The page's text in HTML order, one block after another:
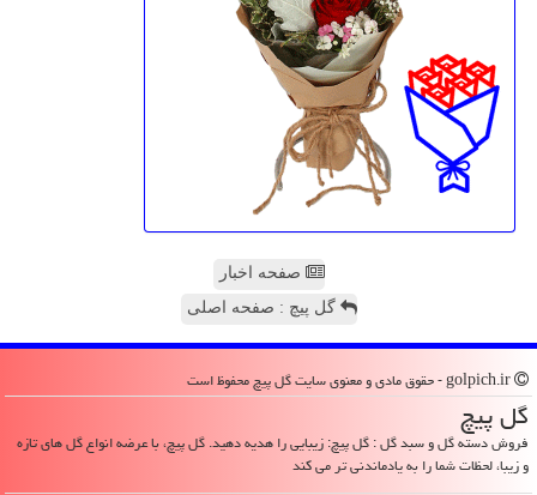
صفحه اخبار
گل پیچ : صفحه اصلی
گل پیچ
فروش دسته گل و سبد گل : گل پیچ: زیبایی را هدیه دهید. گل پیچ، با عرضه انواع گل های تازه
و زیبا، لحظات شما را به یادماندنی تر می کند